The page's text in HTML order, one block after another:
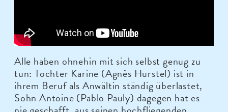
Alle haben ohnehin mit sich selbst genug zu
tun: Tochter Karine (Agnès Hurstel) ist in
ihrem Beruf als Anwältin ständig überlastet,
Sohn Antoine (Pablo Pauly) dagegen hat es